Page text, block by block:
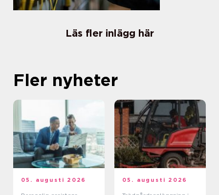
Läs fler inlägg här
Fler nyheter
05. augusti 2026 05. augusti 2026